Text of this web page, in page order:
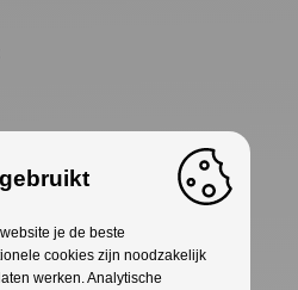
je de beste
cookies zijn noodzakelijk
werken. Analytische